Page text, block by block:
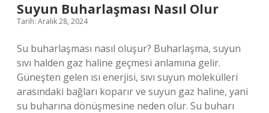
Suyun Buharlaşması Nasıl Olur
Tarih: Aralık 28, 2024
Su buharlaşması nasıl oluşur? Buharlaşma, suyun
sıvı halden gaz haline geçmesi anlamına gelir.
Güneşten gelen ısı enerjisi, sıvı suyun molekülleri
arasındaki bağları koparır ve suyun gaz haline, yani
su buharına dönüşmesine neden olur. Su buharı